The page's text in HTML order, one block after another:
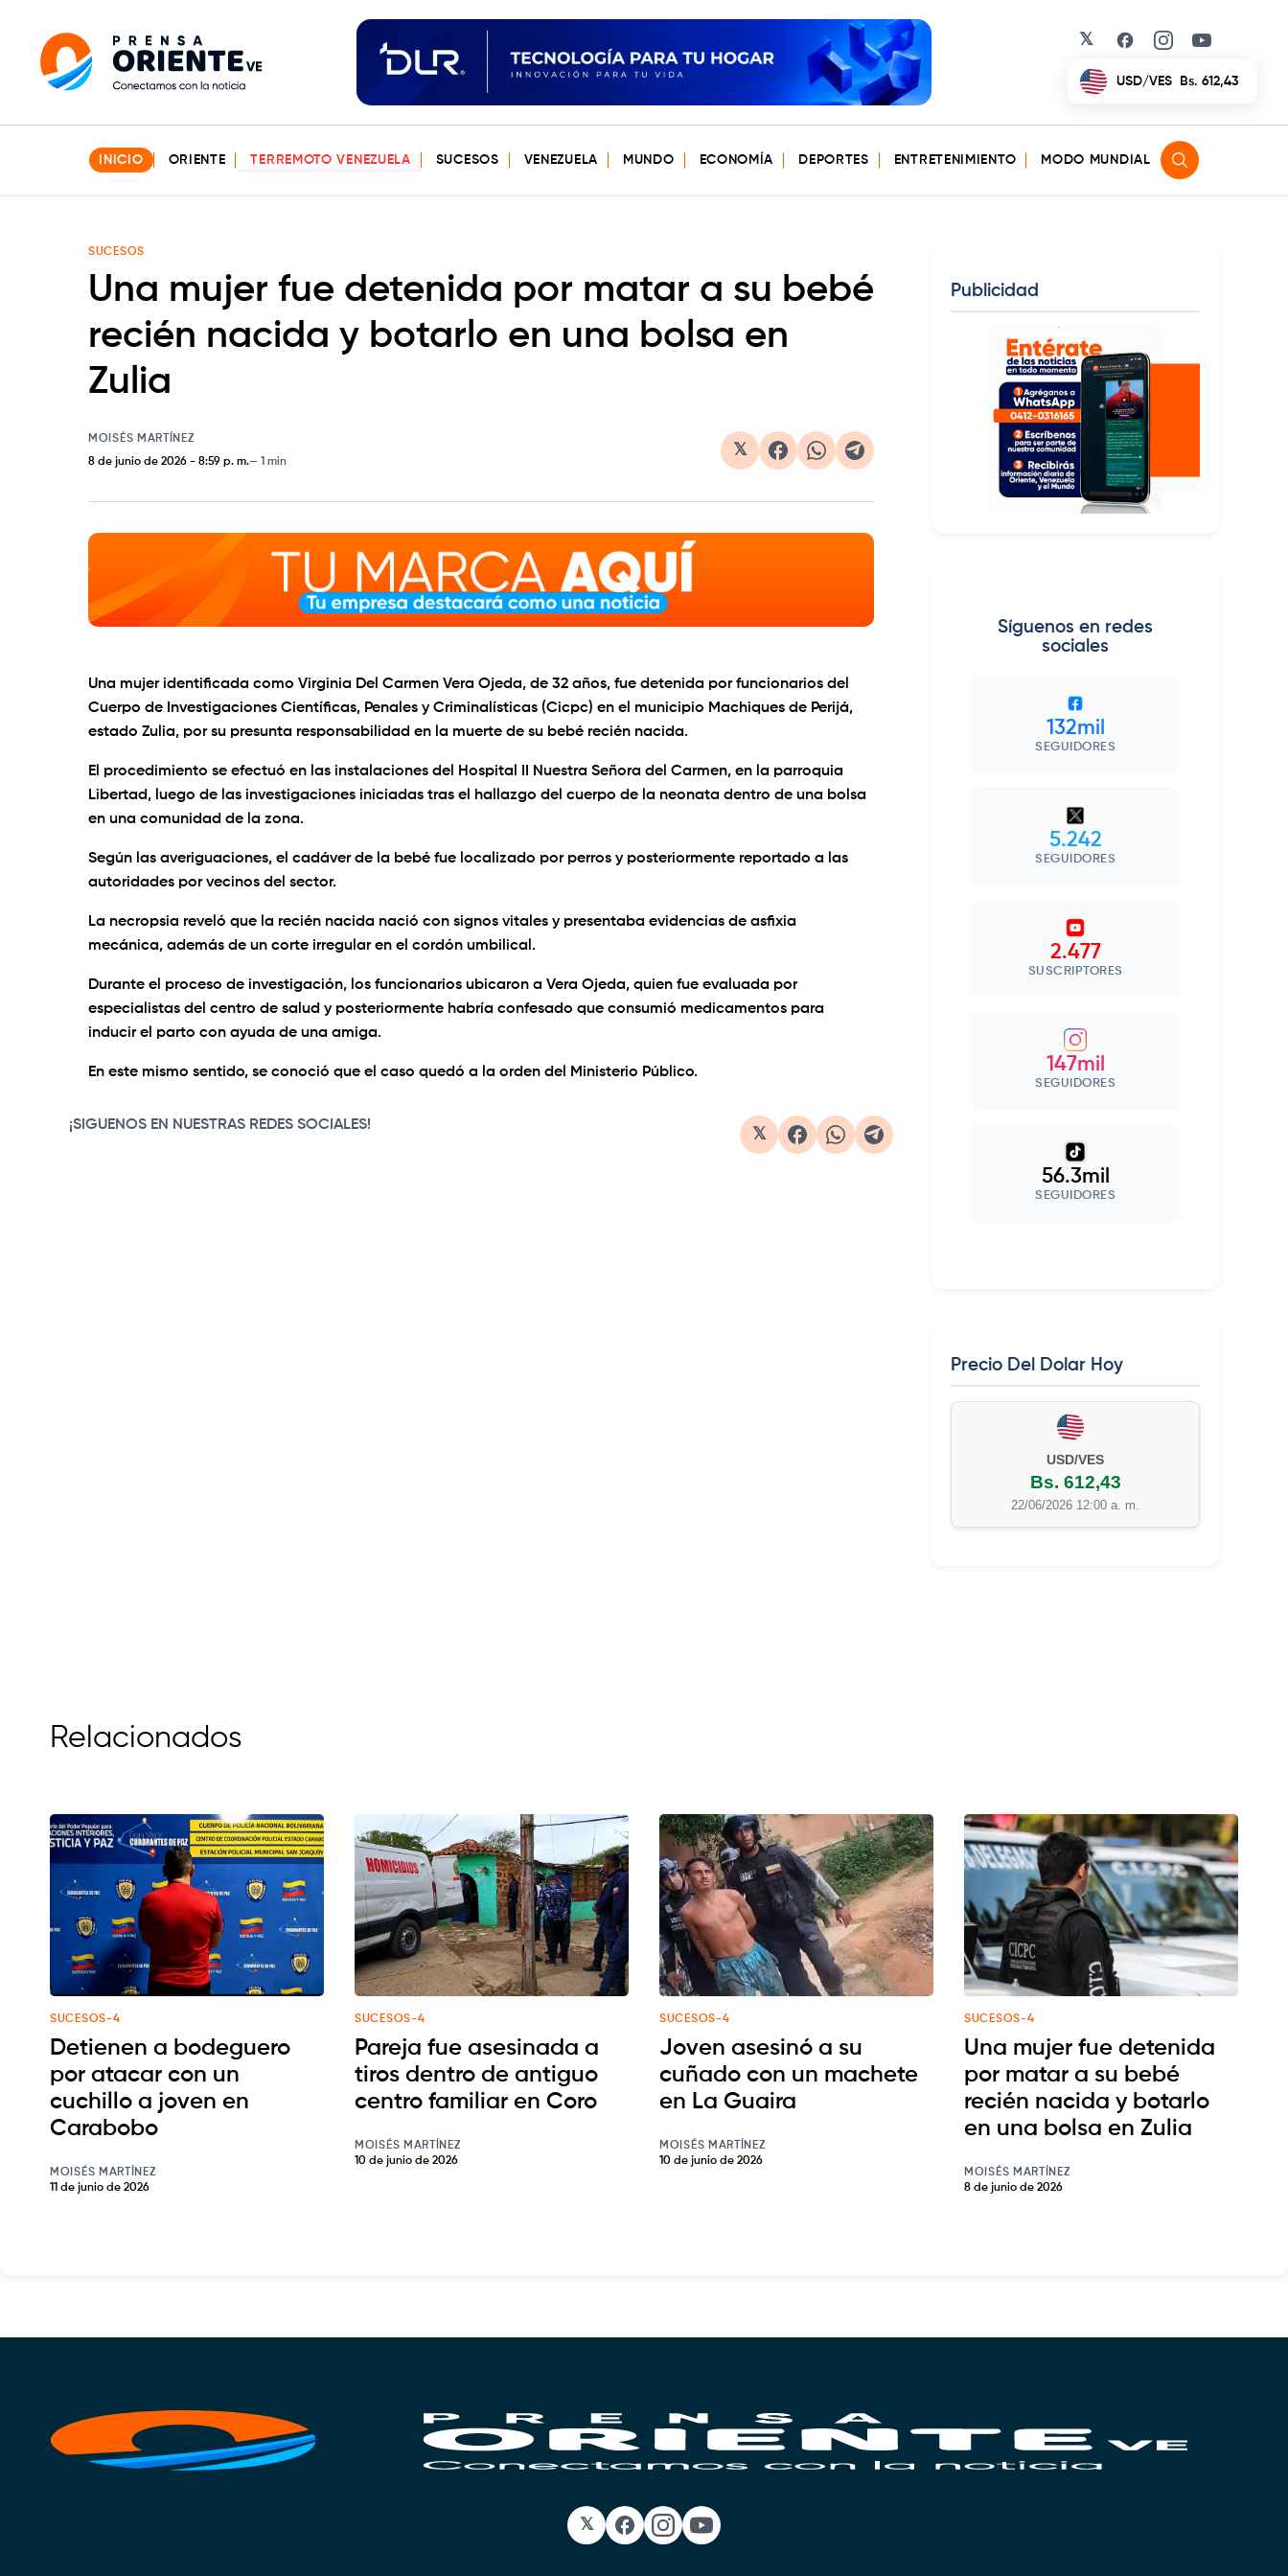
𝕏 Facebook
Instagram
YouTube
EUR/VES Bs. 702,42
INICIO ORIENTE TERREMOTO VENEZUELA SUCESOS VENEZUELA MUNDO ECONOMÍA DEPORTES ENTRETENIMIENTO MODO MUNDIAL
SUCESOS
Una mujer fue detenida por matar a su bebé
recién nacida y botarlo en una bolsa en
Zulia
MOISÉS MARTÍNEZ
8 de junio de 2026 - 8:59 p. m. 1 min
𝕏
Una mujer identificada como Virginia Del Carmen Vera Ojeda, de 32 años, fue detenida por funcionarios del
Cuerpo de Investigaciones Científicas, Penales y Criminalísticas (Cicpc) en el municipio Machiques de Perijá,
estado Zulia, por su presunta responsabilidad en la muerte de su bebé recién nacida.
El procedimiento se efectuó en las instalaciones del Hospital II Nuestra Señora del Carmen, en la parroquia
Libertad, luego de las investigaciones iniciadas tras el hallazgo del cuerpo de la neonata dentro de una bolsa
en una comunidad de la zona.
Según las averiguaciones, el cadáver de la bebé fue localizado por perros y posteriormente reportado a las
autoridades por vecinos del sector.
La necropsia reveló que la recién nacida nació con signos vitales y presentaba evidencias de asfixia
mecánica, además de un corte irregular en el cordón umbilical.
Durante el proceso de investigación, los funcionarios ubicaron a Vera Ojeda, quien fue evaluada por
especialistas del centro de salud y posteriormente habría confesado que consumió medicamentos para
inducir el parto con ayuda de una amiga.
En este mismo sentido, se conoció que el caso quedó a la orden del Ministerio Público.
¡SIGUENOS EN NUESTRAS REDES SOCIALES!
𝕏
Publicidad
Síguenos en redes
sociales
132mil
SEGUIDORES
5.242
SEGUIDORES
2.477
SUSCRIPTORES
147mil
SEGUIDORES
56.3mil
SEGUIDORES
Precio Del Dolar Hoy
EUR/VES
Bs. 702,42
22/06/2026 12:00 a. m.
Relacionados
SUCESOS-4
Detienen a bodeguero
por atacar con un
cuchillo a joven en
Carabobo
MOISÉS MARTÍNEZ
11 de junio de 2026
SUCESOS-4
Pareja fue asesinada a
tiros dentro de antiguo
centro familiar en Coro
MOISÉS MARTÍNEZ
10 de junio de 2026
SUCESOS-4
Joven asesinó a su
cuñado con un machete
en La Guaira
MOISÉS MARTÍNEZ
10 de junio de 2026
SUCESOS-4
Una mujer fue detenida
por matar a su bebé
recién nacida y botarlo
en una bolsa en Zulia
MOISÉS MARTÍNEZ
8 de junio de 2026
𝕏 Facebook
Instagram
YouTube